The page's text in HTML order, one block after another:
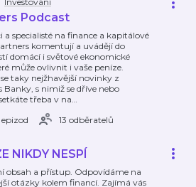
Podcast
a specialisté na finance a kapitálové
komentují a uvádějí do
domácí i světové ekonomické
může ovlivnit i vaše peníze.
taky nejžhavější novinky z
Banky, s nimiž se dříve nebo
třeba v na…
epizod
13 odběratelů
NIKDY NESPÍ
obsah a přístup. Odpovídáme na
otázky kolem financí. Zajímá vás